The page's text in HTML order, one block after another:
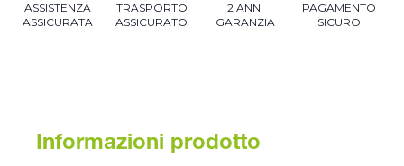
ASSISTENZA
ASSICURATA
TRASPORTO
ASSICURATO
2 ANNI
GARANZIA
PAGAMENTO
SICURO
Informazioni prodotto